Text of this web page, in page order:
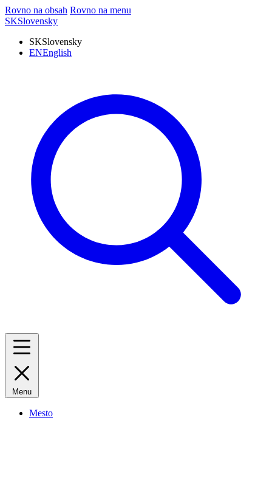
Rovno na obsah Rovno na menu
SKSlovensky
SKSlovensky
ENEnglish
Menu
Mesto